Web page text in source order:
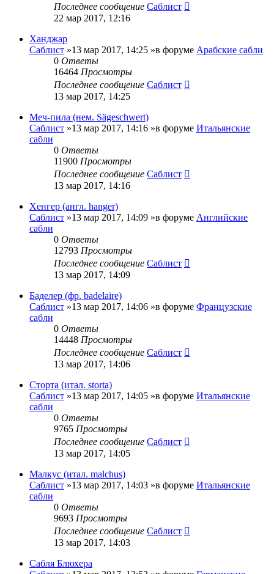
Последнее сообщение Саблист
22 мар 2017, 12:16
Ханджар
Саблист »13 мар 2017, 14:25 »в форуме Арабские сабли
0 Ответы
16464 Просмотры
Последнее сообщение Саблист
13 мар 2017, 14:25
Меч-пила (нем. Sägeschwert)
Саблист »13 мар 2017, 14:16 »в форуме Итальянские
сабли
0 Ответы
11900 Просмотры
Последнее сообщение Саблист
13 мар 2017, 14:16
Хенгер (англ. hanger)
Саблист »13 мар 2017, 14:09 »в форуме Английские
сабли
0 Ответы
12793 Просмотры
Последнее сообщение Саблист
13 мар 2017, 14:09
Баделер (фр. badelaire)
Саблист »13 мар 2017, 14:06 »в форуме Французские
сабли
0 Ответы
14448 Просмотры
Последнее сообщение Саблист
13 мар 2017, 14:06
Сторта (итал. storta)
Саблист »13 мар 2017, 14:05 »в форуме Итальянские
сабли
0 Ответы
9765 Просмотры
Последнее сообщение Саблист
13 мар 2017, 14:05
Малкус (итал. malchus)
Саблист »13 мар 2017, 14:03 »в форуме Итальянские
сабли
0 Ответы
9693 Просмотры
Последнее сообщение Саблист
13 мар 2017, 14:03
Сабля Блюхера